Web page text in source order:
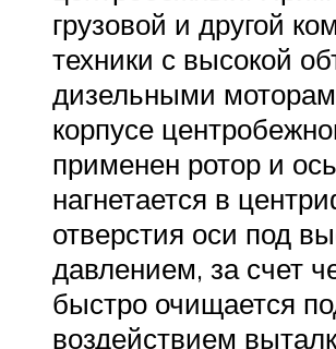
грузовой и другой
техники с высокой
дизельными
корпусе
применен ротор и
нагнетается в
отверстия оси под
давлением, за счет
быстро очищается
воздействием